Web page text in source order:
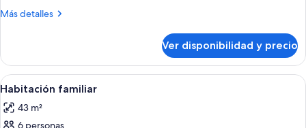
a
(with
1
Rollaway
Bed)
Más detalles
Más
junior,
vista
a
ciudad
(with
Ver disponibilidad y precio
Ver
todas
las
Habitación de hotel con una cama
4
Habitación familiar
43 m²
6 personas